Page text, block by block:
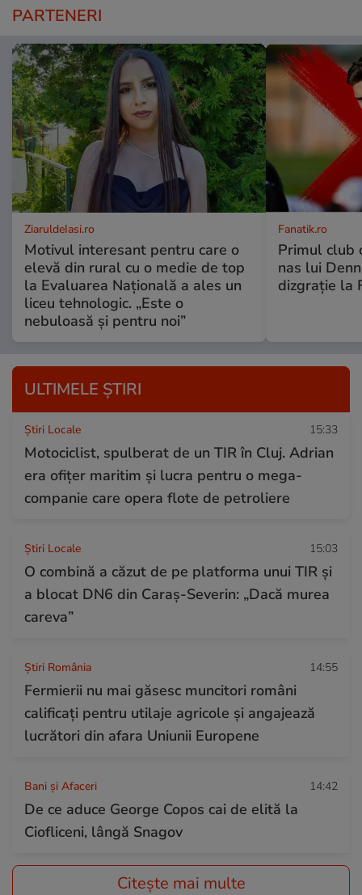
PARTENERI
ZiaruldeIasi.ro
Motivul interesant pentru care o
elevă din rural cu o medie de top
la Evaluarea Națională a ales un
liceu tehnologic. „Este o
nebuloasă și pentru noi”
Fanatik.ro
Primul club
nas lui
dizgrație la
ULTIMELE ȘTIRI
Știri Locale 15:33
Motociclist, spulberat de un TIR în Cluj. Adrian
era ofițer maritim și lucra pentru o mega-
companie care opera flote de petroliere
Știri Locale 15:03
O combină a căzut de pe platforma unui TIR și
a blocat DN6 din Caraș-Severin: „Dacă murea
careva”
Știri România 14:55
Fermierii nu mai găsesc muncitori români
calificați pentru utilaje agricole și angajează
lucrători din afara Uniunii Europene
Bani și Afaceri 14:42
De ce aduce George Copos cai de elită la
Ciofliceni, lângă Snagov
Citește mai multe